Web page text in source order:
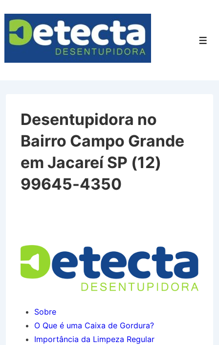
para
Conteúdo
Desentupidora no
Bairro Campo Grande
em Jacareí SP (12)
99645-4350
Sobre
O Que é uma Caixa de Gordura?
Importância da Limpeza Regular